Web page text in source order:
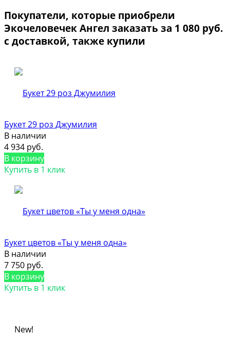
Покупатели, которые приобрели
Экочеловечек Ангел заказать за 1 080 руб.
с доставкой, также купили
Букет 29 роз Джумилия
В наличии
4 934 руб.
В корзину
Купить в 1 клик
Букет цветов «Ты у меня одна»
В наличии
7 750 руб.
В корзину
Купить в 1 клик
New!